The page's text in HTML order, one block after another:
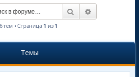
Поиск
тем • Страница 1 из 1
Темы